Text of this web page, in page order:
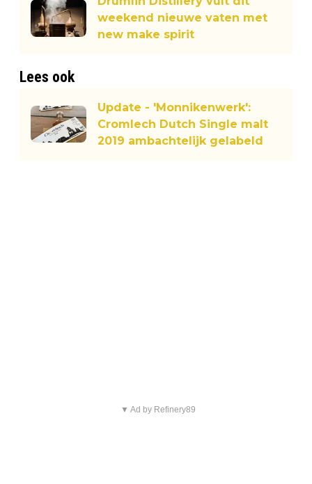
weekend nieuwe vaten met
new make spirit
Lees ook
Update - 'Monnikenwerk':
Cromlech Dutch Single malt
2019 ambachtelijk gelabeld
▼ Ad by Refinery89